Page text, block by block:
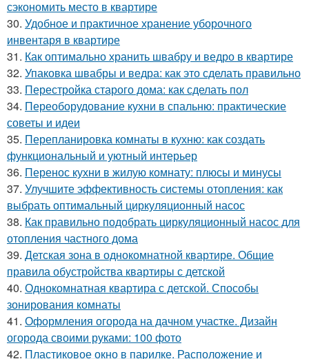
сэкономить место в квартире
30. Удобное и практичное хранение уборочного
инвентаря в квартире
31. Как оптимально хранить швабру и ведро в квартире
32. Упаковка швабры и ведра: как это сделать правильно
33. Перестройка старого дома: как сделать пол
34. Переоборудование кухни в спальню: практические
советы и идеи
35. Перепланировка комнаты в кухню: как создать
функциональный и уютный интерьер
36. Перенос кухни в жилую комнату: плюсы и минусы
37. Улучшите эффективность системы отопления: как
выбрать оптимальный циркуляционный насос
38. Как правильно подобрать циркуляционный насос для
отопления частного дома
39. Детская зона в однокомнатной квартире. Общие
правила обустройства квартиры с детской
40. Однокомнатная квартира с детской. Способы
зонирования комнаты
41. Оформления огорода на дачном участке. Дизайн
огорода своими руками: 100 фото
42. Пластиковое окно в парилке. Расположение и